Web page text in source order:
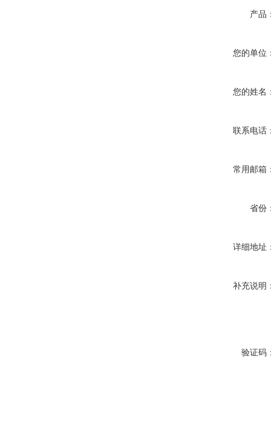
产品
您的单位
您的姓名
联系电话
常用邮箱
省份
详细地址
补充说明
验证码